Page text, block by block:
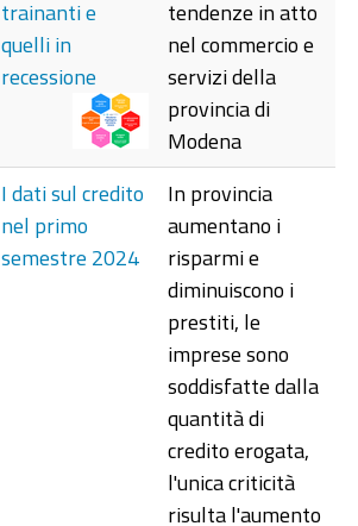
trainanti e
quelli in
recessione
tendenze in atto
nel commercio e
servizi della
provincia di
Modena
I dati sul credito
nel primo
semestre 2024
In provincia
aumentano i
risparmi e
diminuiscono i
prestiti, le
imprese sono
soddisfatte dalla
quantità di
credito erogata,
l'unica criticità
risulta l'aumento